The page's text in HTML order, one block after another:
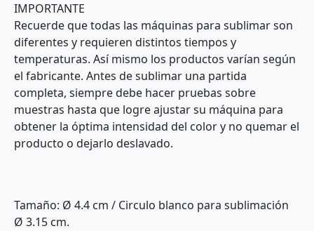
IMPORTANTE
Recuerde que todas las máquinas para sublimar son
diferentes y requieren distintos tiempos y
temperaturas. Así mismo los productos varían según
el fabricante. Antes de sublimar una partida
completa, siempre debe hacer pruebas sobre
muestras hasta que logre ajustar su máquina para
obtener la óptima intensidad del color y no quemar el
producto o dejarlo deslavado.
Tamaño: Ø 4.4 cm / Circulo blanco para sublimación
Ø 3.15 cm.